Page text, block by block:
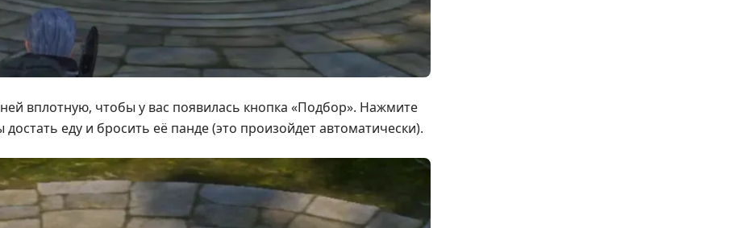
вплотную, чтобы у вас появилась кнопка «Подбор». Нажмите
достать еду и бросить её панде (это произойдет автоматически).